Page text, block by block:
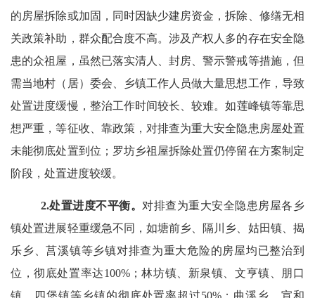
的房屋拆除或加固， 同时因缺少建房资金，拆除、修缮无相
关政策补助， 群众配合度不高。涉及产权人多的存在安全隐
患的众祖屋，虽然已落实清人、封房、警示警戒等措施，但
需当地村（居）委会、乡镇工作人员做大量思想工作， 导致
处置进度缓慢， 整治工作时间较长、较难。如莲峰镇等靠思
想严重，等征收、靠政策，对排查为重大安全隐患房屋处置
未能彻底处置到位；罗坊乡祖屋拆除处置仍停留在方案制定
阶段，处置进度较缓。
2.处置进度不平衡。 对排查为重大安全隐患房屋各乡
镇处置进展轻重缓急不同， 如塘前乡、隔川乡、姑田镇、揭
乐乡、莒溪镇等乡镇对排查为重大危险的房屋均已整治到
位，彻底处置率达100%；林坊镇、新泉镇、文亨镇、朋口